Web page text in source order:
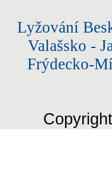
Lyžování
Valašsko -
Frýdecko-